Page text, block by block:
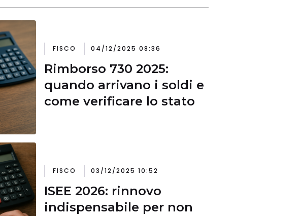
FISCO 04/12/2025 08:36
Rimborso 730 2025:
quando arrivano i soldi e
come verificare lo stato
FISCO 03/12/2025 10:52
ISEE 2026: rinnovo
indispensabile per non